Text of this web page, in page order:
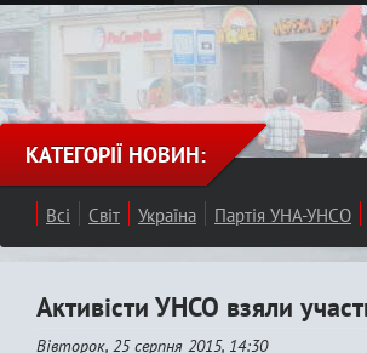
КАТЕГОРІЇ НОВИН:
Всі Світ Україна Партія УНА-УНСО
Активісти УНСО взяли
Вівторок, 25 серпня 2015, 14:30